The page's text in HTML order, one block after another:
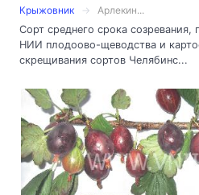
Крыжовник
Арлекин...
Сорт среднего срока
НИИ плодоово-щеводства и
скрещивания сортов Челябинс...